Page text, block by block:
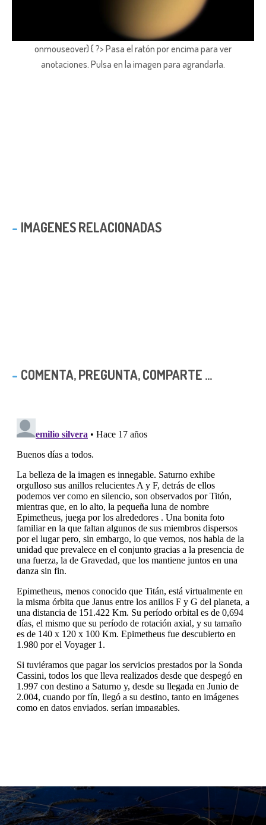
onmouseover) { ?> Pasa el ratón por encima para ver
anotaciones. Pulsa en la imagen para agrandarla.
IMAGENES RELACIONADAS
COMENTA, PREGUNTA, COMPARTE ...